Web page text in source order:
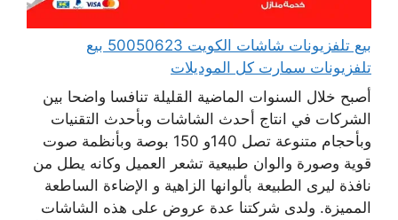
بيع تلفزيونات شاشات الكويت 50050623 بيع
تلفزيونات سمارت كل الموديلات
أصبح خلال السنوات الماضية القليلة تنافسا واضحا بين
الشركات في انتاج أحدث الشاشات وبأحدث التقنيات
وبأحجام متنوعة تصل 140و 150 بوصة وبأنظمة صوت
قوية وصورة والوان طبيعية تشعر العميل وكانه يطل من
نافذة ليرى الطبيعة بألوانها الزاهية و الإضاءة الساطعة
المميزة. ولدى شركتنا عدة عروض على هذه الشاشات